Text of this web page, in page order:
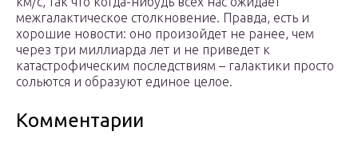
межгалактическое столкновение. Правда, есть и
хорошие новости: оно произойдет не ранее, чем
через три миллиарда лет и не приведет к
катастрофическим последствиям – галактики просто
сольются и образуют единое целое.
Комментарии